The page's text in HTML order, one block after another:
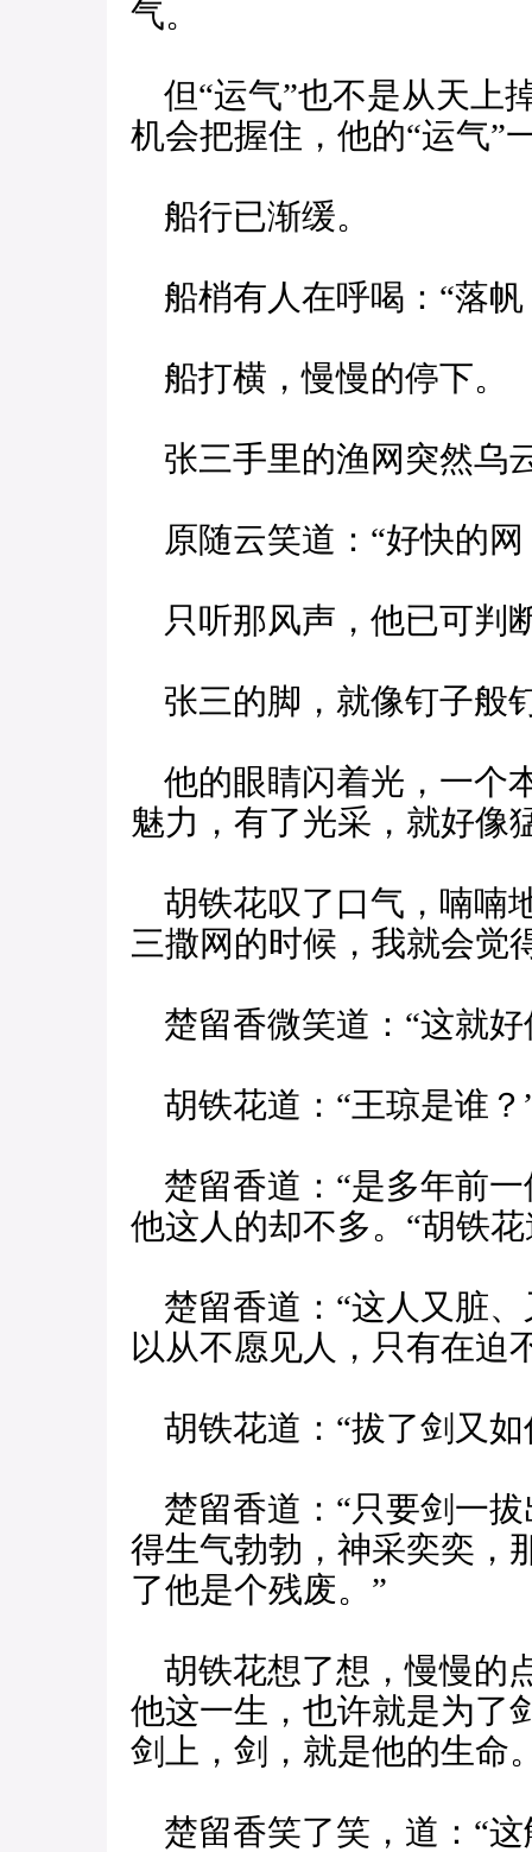
气。
但“运气”也不是从天上
机会把握住，他的“运气”
船行已渐缓。
船梢有人在呼喝：“落
船打横，慢慢的停下。
张三手里的渔网突然乌
原随云笑道：“好快的网
只听那风声，他已可判
张三的脚，就像钉子般
他的眼睛闪着光，一个
魅力，有了光采，就好像
胡铁花叹了口气，喃喃
三撒网的时候，我就会觉
楚留香微笑道：“这就好
胡铁花道：“王琼是谁？
楚留香道：“是多年前
他这人的却不多。“胡铁
楚留香道：“这人又脏
以从不愿见人，只有在迫
胡铁花道：“拔了剑又如
楚留香道：“只要剑一
得生气勃勃，神采奕奕，
了他是个残废。”
胡铁花想了想，慢慢的
他这一生，也许就是为了
剑上，剑，就是他的生命
楚留香笑了笑，道：“